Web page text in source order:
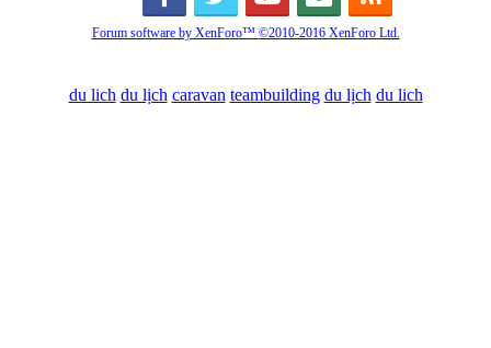
Forum software by XenForo™ ©2010-2016 XenForo Ltd.
du lich du lịch caravan teambuilding du lịch du lich